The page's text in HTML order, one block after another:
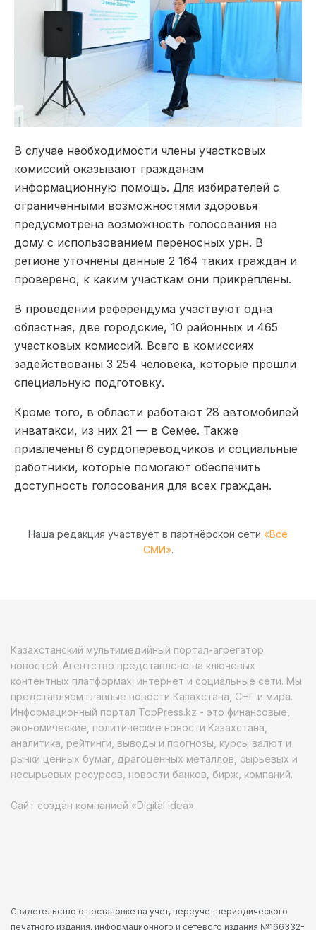
В случае необходимости члены участковых
комиссий оказывают гражданам
информационную помощь. Для избирателей с
ограниченными возможностями здоровья
предусмотрена возможность голосования на
дому с использованием переносных урн. В
регионе уточнены данные 2 164 таких граждан и
проверено, к каким участкам они прикреплены.
В проведении референдума участвуют одна
областная, две городские, 10 районных и 465
участковых комиссий. Всего в комиссиях
задействованы 3 254 человека, которые прошли
специальную подготовку.
Кроме того, в области работают 28 автомобилей
инватакси, из них 21 — в Семее. Также
привлечены 6 сурдопереводчиков и социальные
работники, которые помогают обеспечить
доступность голосования для всех граждан.
Наша редакция участвует в партнёрской сети «Все
СМИ».
Казахстанский мультимедийный портал-агрегатор
новостей. Агентство представлено на ключевых
контентных платформах: интернет и социальные сети. Мы
представляем главные новости Казахстана, СНГ и мира.
Информационный портал TopPress.kz - это финансовые,
экономические, политические новости Казахстана,
аналитика, рейтинги, выводы и прогнозы, курсы валют и
рынки ценных бумаг, драгоценных металлов, сырьевых и
несырьевых ресурсов, новости банков, бирж, компаний.
Сайт создан компанией «Digital idea»
Свидетельство о постановке на учет, переучет периодического
печатного издания, информационного и сетевого издания №166332-